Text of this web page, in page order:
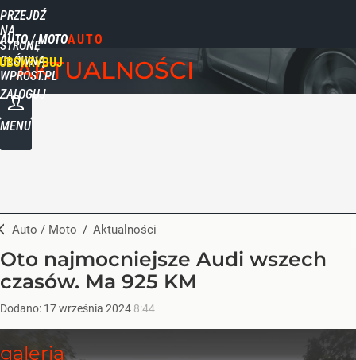
PRZEJDŹ
NA
STRONĘ
GŁÓWNĄ
WPROST.PL
AUTO / MOTO
ZALOGUJ
MENU
AKTUALNOŚCI
Auto / Moto / Aktualności
Oto najmocniejsze Audi wszech
czasów. Ma 925 KM
Dodano: 17września 2024 8:44